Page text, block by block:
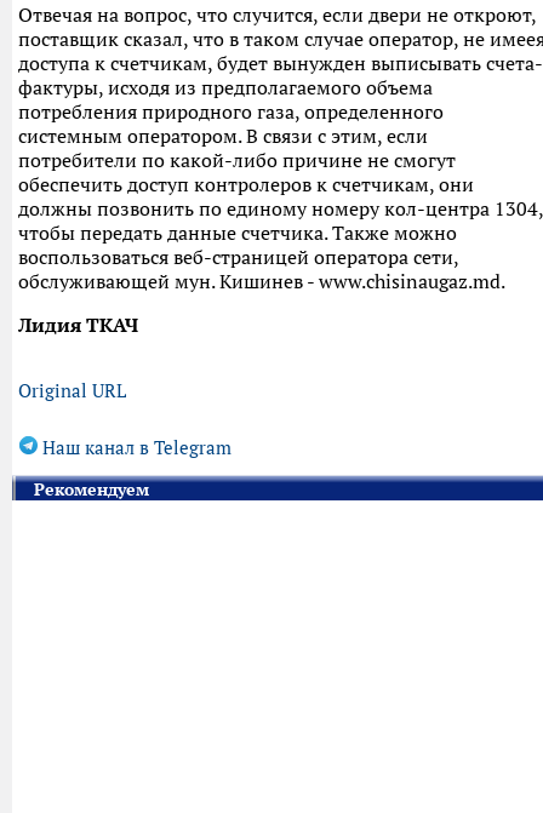
Отвечая на вопрос, что случится, если двери не откроют,
поставщик сказал, что в таком случае оператор, не
доступа к счетчикам, будет вынужден выписывать счета-
фактуры, исходя из предполагаемого объема
потребления природного газа, определенного
системным оператором. В связи с этим, если
потребители по какой-либо причине не смогут
обеспечить доступ контролеров к счетчикам, они
должны позвонить по единому номеру кол-центра 1304,
чтобы передать данные счетчика. Также можно
воспользоваться веб-страницей оператора сети,
обслуживающей мун. Кишинев - www.chisinaugaz.md.
Лидия ТКАЧ
Original URL
Наш канал в Telegram
Рекомендуем